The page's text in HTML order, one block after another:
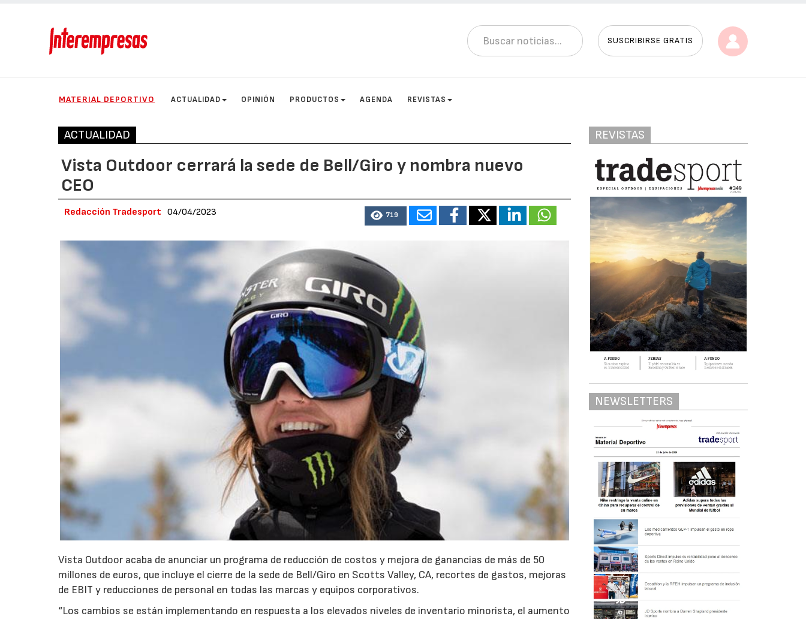
SUSCRIBIRSE GRATIS
MATERIAL DEPORTIVO ACTUALIDAD OPINIÓN PRODUCTOS AGENDA REVISTAS
ACTUALIDAD
Vista Outdoor cerrará la sede de Bell/Giro y nombra nuevo
CEO
Redacción Tradesport 04/04/2023 719
Vista Outdoor acaba de anunciar un programa de reducción de costos y mejora de ganancias de más de 50
millones de euros, que incluye el cierre de la sede de Bell/Giro en Scotts Valley, CA, recortes de gastos, mejoras
de EBIT y reducciones de personal en todas las marcas y equipos corporativos.
“Los cambios se están implementando en respuesta a los elevados niveles de inventario minorista, el aumento
REVISTAS
NEWSLETTERS